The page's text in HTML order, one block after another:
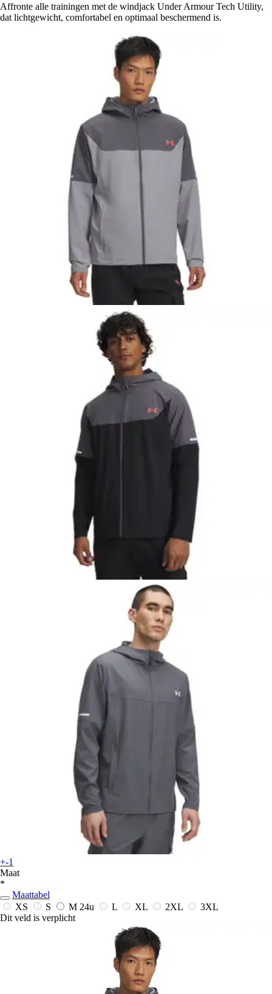
Affronte alle trainingen met de windjack Under Armour Tech Utility,
dat lichtgewicht, comfortabel en optimaal beschermend is.
+-1
Maat
*
Maattabel
XS
S M 24u L XL 2XL
3XL
Dit veld is verplicht